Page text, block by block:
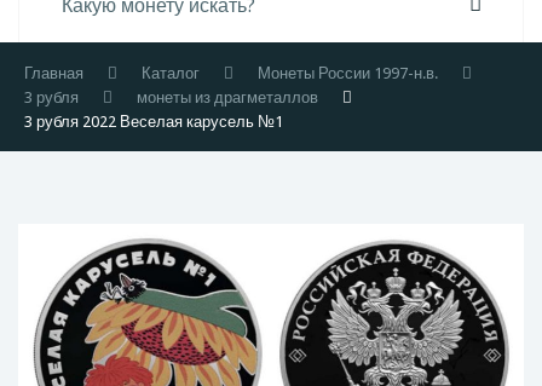
Главная Каталог
Монеты России 1997-н.в.
3 рубля
монеты из драгметаллов
3 рубля 2022 Веселая карусель №1